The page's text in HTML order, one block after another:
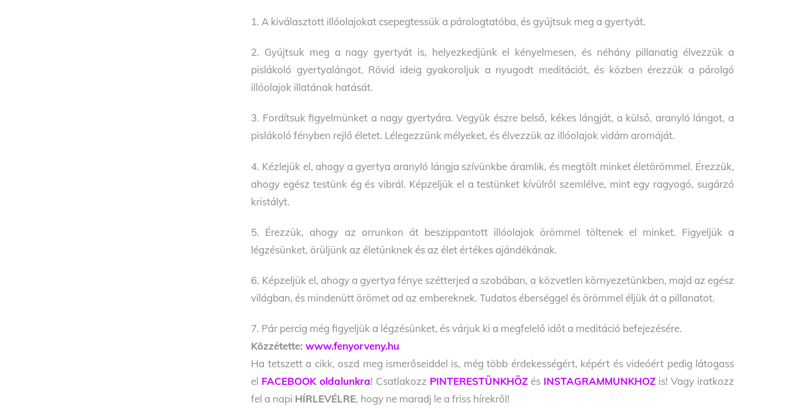
1. A kiválasztott illóolajokat csepegtessük a párologtatóba, és gyújtsuk meg a gyertyát.
2. Gyújtsuk meg a nagy gyertyát is, helyezkedjünk el kényelmesen, és néhány pillanatig élvezzük a
pislákoló gyertyalángot. Rövid ideig gyakoroljuk a nyugodt meditációt, és közben érezzük a párolgó
illóolajok illatának hatását.
3. Fordítsuk figyelmünket a nagy gyertyára. Vegyük észre belső, kékes lángját, a külső, aranyló lángot, a
pislákoló fényben rejlő életet. Lélegezzünk mélyeket, és élvezzük az illóolajok vidám aromáját.
4. Kézlejük el, ahogy a gyertya aranyló lángja szívünkbe áramlik, és megtölt minket életörömmel. Érezzük,
ahogy egész testünk ég és vibrál. Képzeljük el a testünket kívülről szemlélve, mint egy ragyogó, sugárzó
kristályt.
5. Érezzük, ahogy az orrunkon át beszippantott illóolajok örömmel töltenek el minket. Figyeljük a
légzésünket, örüljünk az életünknek és az élet értékes ajándékának.
6. Képzeljük el, ahogy a gyertya fénye szétterjed a szobában, a közvetlen környezetünkben, majd az egész
világban, és mindenütt örömet ad az embereknek. Tudatos éberséggel és örömmel éljük át a pillanatot.
7. Pár percig még figyeljük a légzésünket, és várjuk ki a megfelelő időt a meditáció befejezésére.
Közzétette:www.fenyorveny.hu
Ha tetszett a cikk, oszd meg ismerőseiddel is, még több érdekességért, képért és videóért pedig látogass
el FACEBOOK oldalunkra! Csatlakozz PINTERESTÜNKHÖZ és INSTAGRAMMUNKHOZ is! Vagy iratkozz
fel a napi HÍRLEVÉLRE, hogy ne maradj le a friss hírekről!